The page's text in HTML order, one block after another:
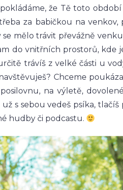
že Tě toto
za babičkou na
mělo trávit převážně
do vnitřních prostorů, kde
trávíš z velké části u
Chceme
na výletě,
s sebou vedeš psíka,
hudby či podcastu.